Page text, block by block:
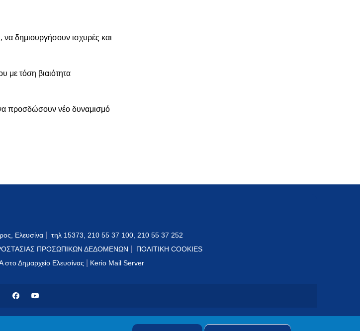
δημιουργήσουν ισχυρές και
με τόση βιαιότητα
προσδώσουν νέο δυναμισμό
Ελευσίνα
τηλ 15373, 210 55 37 100, 210 55 37 252
ΠΡΟΣΩΠΙΚΩΝ ΔΕΔΟΜΕΝΩΝ
ΠΟΛΙΤΙΚΗ COOKIES
Δημαρχείο Ελευσίνας
Kerio Mail Server